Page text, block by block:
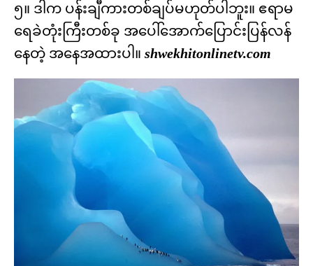
၅။ ဒါက ပန်းချီကားတစ်ချပ်မဟုတ်ပါဘူး။ ဧရာမ
ရေခဲတုံးကြီးတစ်ခု အပေါ်အောက်ပြောင်းပြန်လန်
နေတဲ့ အနေအထားပါ။ shwekhitonlinetv.com